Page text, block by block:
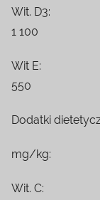
Wit. D3:
1 100
Wit E:
550
Dodatki
mg/kg:
Wit. C: